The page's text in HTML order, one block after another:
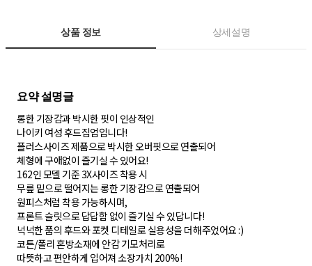
상품 정보 상세설명
요약 설명글
롱한 기장감과 박시한 핏이 인상적인
나이키 여성 후드집업입니다!
플러스사이즈 제품으로 박시한 오버핏으로 연출되어
체형에 구애없이 즐기실 수 있어요!
162인 모델 기준 3X사이즈 착용 시
무릎 밑으로 떨어지는 롱한 기장감으로 연출되어
원피스처럼 착용 가능하시며,
프론트 슬릿으로 답답함 없이 즐기실 수 있답니다!
넉넉한 품의 후드와 포켓 디테일로 실용성을 더해주었어요 :)
코튼/폴리 혼방소재에 안감 기모처리로
따뜻하고 편안하게 입어져 소장가치 200%!